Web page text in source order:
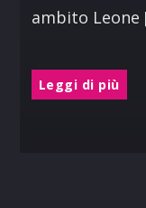
ambito Leone
Leggi di più